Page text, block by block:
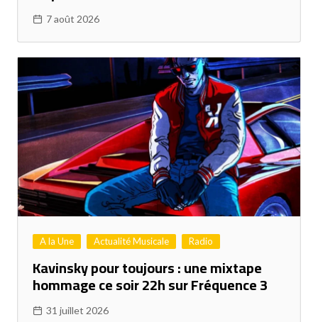
7 août 2026
A la Une Actualité Musicale Radio
Kavinsky pour toujours : une mixtape
hommage ce soir 22h sur Fréquence 3
31 juillet 2026